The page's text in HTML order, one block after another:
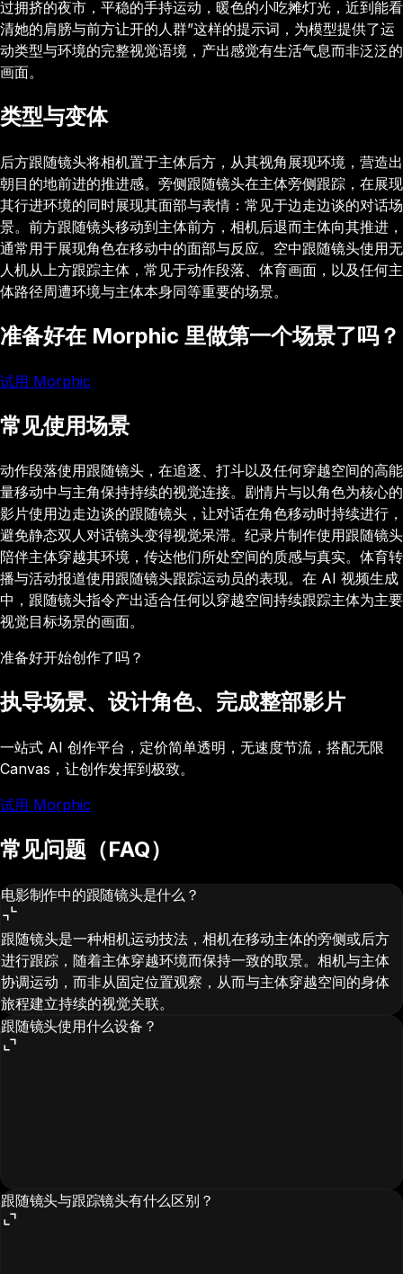
过拥挤的夜市，平稳的手持运动，暖色的小吃摊灯光，近到能看
清她的肩膀与前方让开的人群”这样的提示词，为模型提供了运
动类型与环境的完整视觉语境，产出感觉有生活气息而非泛泛的
画面。
类型与变体
后方跟随镜头将相机置于主体后方，从其视角展现环境，营造出
朝目的地前进的推进感。旁侧跟随镜头在主体旁侧跟踪，在展现
其行进环境的同时展现其面部与表情：常见于边走边谈的对话场
景。前方跟随镜头移动到主体前方，相机后退而主体向其推进，
通常用于展现角色在移动中的面部与反应。空中跟随镜头使用无
人机从上方跟踪主体，常见于动作段落、体育画面，以及任何主
体路径周遭环境与主体本身同等重要的场景。
准备好在 Morphic 里做第一个场景了吗？
试用 Morphic
常见使用场景
动作段落使用跟随镜头，在追逐、打斗以及任何穿越空间的高能
量移动中与主角保持持续的视觉连接。剧情片与以角色为核心的
影片使用边走边谈的跟随镜头，让对话在角色移动时持续进行，
避免静态双人对话镜头变得视觉呆滞。纪录片制作使用跟随镜头
陪伴主体穿越其环境，传达他们所处空间的质感与真实。体育转
播与活动报道使用跟随镜头跟踪运动员的表现。在 AI 视频生成
中，跟随镜头指令产出适合任何以穿越空间持续跟踪主体为主要
视觉目标场景的画面。
准备好开始创作了吗？
执导场景、设计角色、完成整部影片
一站式 AI 创作平台，定价简单透明，无速度节流，搭配无限
Canvas，让创作发挥到极致。
试用 Morphic
常见问题（FAQ）
电影制作中的跟随镜头是什么？
跟随镜头是一种相机运动技法，相机在移动主体的旁侧或后方
进行跟踪，随着主体穿越环境而保持一致的取景。相机与主体
协调运动，而非从固定位置观察，从而与主体穿越空间的身体
旅程建立持续的视觉关联。
跟随镜头使用什么设备？
跟随镜头与跟踪镜头有什么区别？